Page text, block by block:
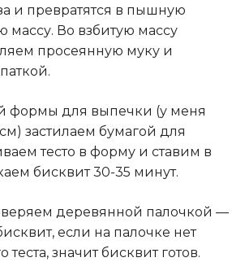
и превратятся в пышную
массу. Во взбитую массу
просеянную муку и
формы для выпечки (у меня
застилаем бумагой для
тесто в форму и ставим в
бисквит 30-35 минут.
деревянной палочкой —
если на палочке нет
теста, значит бисквит готов.